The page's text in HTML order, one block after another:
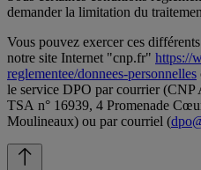
demander la limitation du
Vous pouvez exercer ces
notre site Internet "cnp.fr" https://
reglementee/donnees-personnelles
le service DPO par courrier (CNP
TSA n° 16939, 4 Promenade
Moulineaux) ou par courriel (